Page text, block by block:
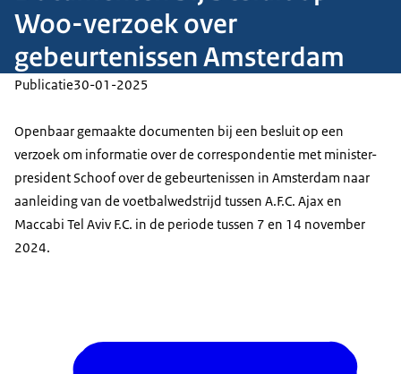
Woo-verzoek over
gebeurtenissen Amsterdam
Publicatie30-01-2025
Openbaar gemaakte documenten bij een besluit op een
verzoek om informatie over de correspondentie met minister-
president Schoof over de gebeurtenissen in Amsterdam naar
aanleiding van de voetbalwedstrijd tussen A.F.C. Ajax en
Maccabi Tel Aviv F.C. in de periode tussen 7 en 14 november
2024.